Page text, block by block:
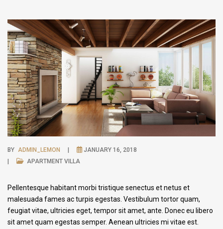
BY ADMIN_LEMON
JANUARY 16, 2018
APARTMENT VILLA
Pellentesque habitant morbi tristique senectus et netus et
malesuada fames ac turpis egestas. Vestibulum tortor quam,
feugiat vitae, ultricies eget, tempor sit amet, ante. Donec eu libero
sit amet quam egestas semper. Aenean ultricies mi vitae est.